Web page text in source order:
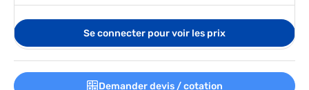
Se connecter pour voir les prix
Demander devis / cotation